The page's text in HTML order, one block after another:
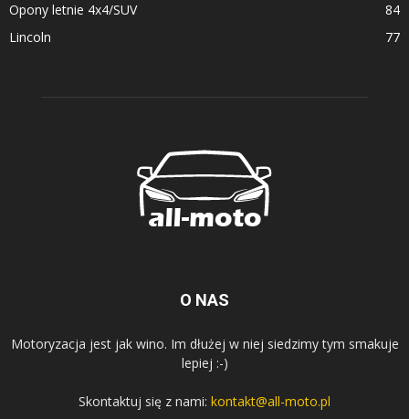
Opony letnie 4x4/SUV
84
Lincoln
77
O NAS
Motoryzacja jest jak wino. Im dłużej w niej siedzimy tym smakuje
lepiej :-)
Skontaktuj się z nami: kontakt@all-moto.pl